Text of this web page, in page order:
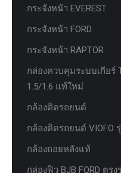
กระจังหน้า EVEREST
กระจังหน้า FORD
กระจังหน้า RAPTOR
กล่องควบคุมระบบเกียร์
1.5/1.6 แท้ใหม่
กล้องติดรถยนต์
กล้องติดรถยนต์ VIOFO
กล้องถอยหลังแท้
กล่องฟิว BJB FORD ตรง